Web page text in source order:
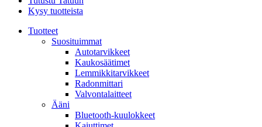
Kysy tuotteista
Tuotteet
Suosituimmat
Autotarvikkeet
Kaukosäätimet
Lemmikkitarvikkeet
Radonmittari
Valvontalaitteet
Ääni
Bluetooth-kuulokkeet